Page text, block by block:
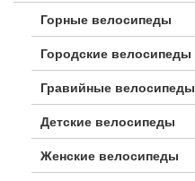
Горные велосипеды
Городские велосипеды
Гравийные велосипеды
Детские велосипеды
Женские велосипеды